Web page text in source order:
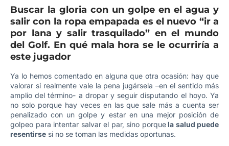
Buscar la gloria con un golpe en el agua y
salir con la ropa empapada es el nuevo “ir a
por lana y salir trasquilado” en el mundo
del Golf. En qué mala hora se le ocurriría a
este jugador
Ya lo hemos comentado en alguna que otra ocasión: hay que
valorar si realmente vale la pena jugársela –en el sentido más
amplio del término- a dropar y seguir disputando el hoyo. Ya
no solo porque hay veces en las que sale más a cuenta ser
penalizado con un golpe y estar en una mejor posición de
golpeo para intentar salvar el par, sino porquela salud puede
resentirse si no se toman las medidas oportunas.